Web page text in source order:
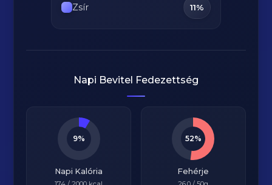
Zsír 11%
Napi Bevitel Fedezettség
9%
Napi Kalória
52%
Fehérje